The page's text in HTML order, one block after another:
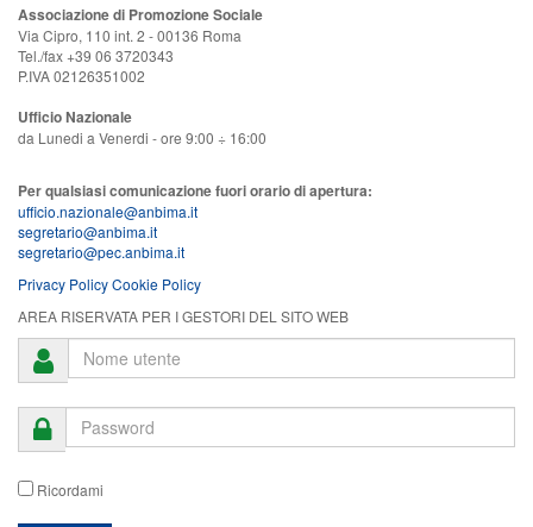
Associazione di Promozione Sociale
Via Cipro, 110 int. 2 - 00136 Roma
Tel./fax +39 06 3720343
P.IVA 02126351002
Ufficio Nazionale
da Lunedi a Venerdi - ore 9:00 ÷ 16:00
Per qualsiasi comunicazione fuori orario di apertura:
ufficio.nazionale@anbima.it
segretario@anbima.it
segretario@pec.anbima.it
Privacy PolicyCookie Policy
AREA RISERVATA PER I GESTORI DEL SITO WEB
Ricordami